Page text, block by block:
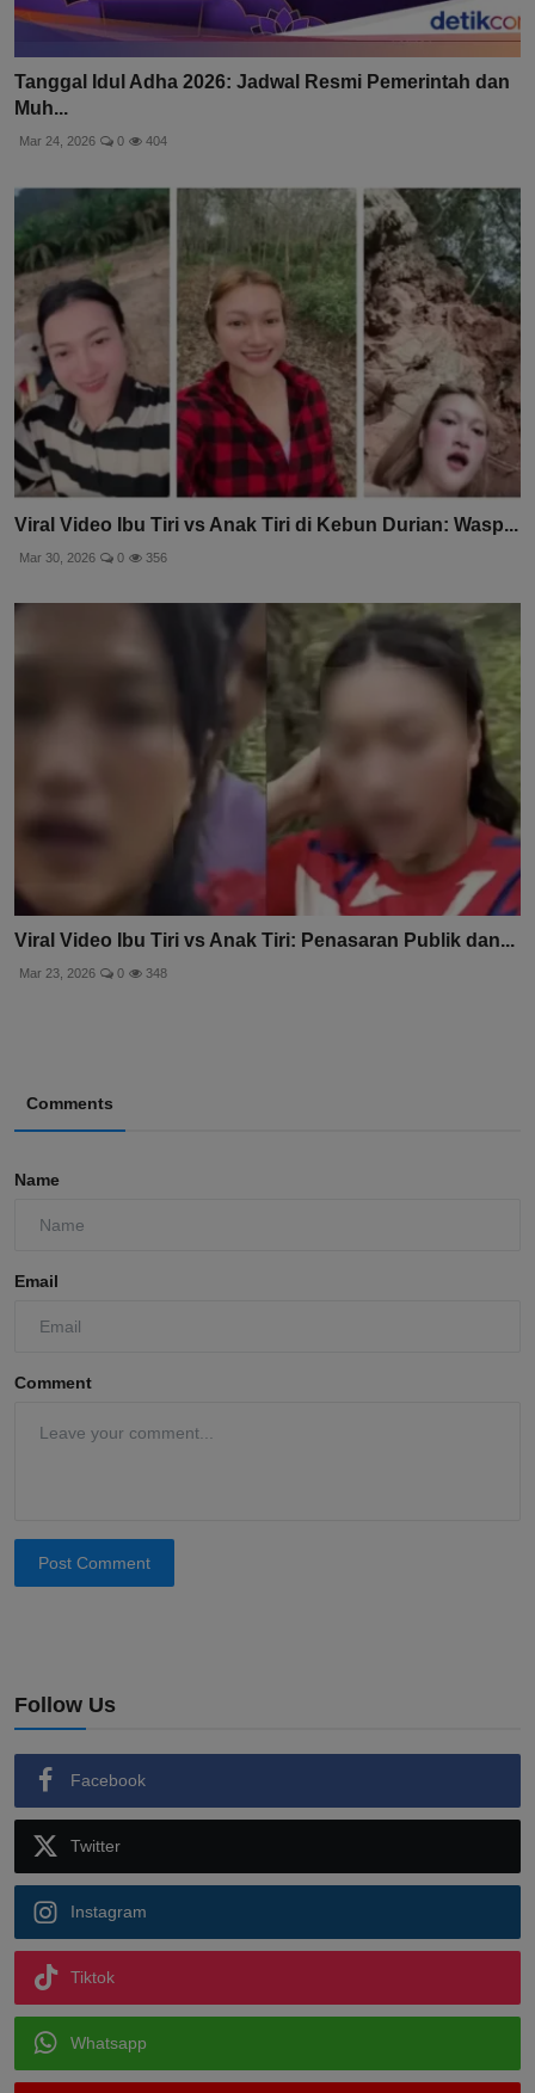
Tanggal Idul Adha 2026: Jadwal Resmi Pemerintah dan
Muh...
Mar 24, 2026 0 404
Viral Video Ibu Tiri vs Anak Tiri di Kebun Durian: Wasp...
Mar 30, 2026 0 356
Viral Video Ibu Tiri vs Anak Tiri: Penasaran Publik dan...
Mar 23, 2026 0 348
Comments
Name
Email
Comment
Post Comment
Follow Us
Facebook
Twitter
Instagram
Tiktok
Whatsapp